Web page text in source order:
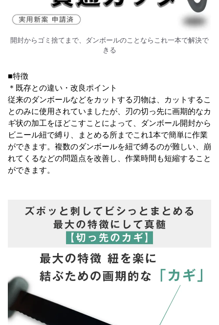
開封からゴミ捨てまで、ダンボールのことならこれ一本で解決で
きる
■特徴
＊既存との違い・改良ポイント
従来のダンボールなどをカットする刃物は、カットするこ
とのみに使用されていましたが、刃の切っ先に画期的なカ
ギ状の加工をほどこすことによって、ダンボール開封から
ビニール紐で縛り、まとめる所までこれ1本で簡単に作業
ができます。複数のダンボールを紐で縛るのが難しい、崩
れてくるなどの問題点を改善し、作業時間も短縮すること
ができます。